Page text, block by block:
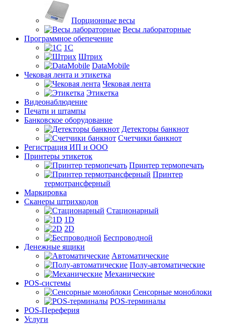
Порционные весы
Весы лабораторные
Программное обепечение
1С
Штрих
DataMobile
Чековая лента и этикетка
Чековая лента
Этикетка
Видеонаблюдение
Печати и штампы
Банковское оборудование
Детекторы банкнот
Счетчики банкнот
Регистрация ИП и ООО
Принтеры этикеток
Принтер термопечать
Принтер
термотрансферный
Маркировка
Сканеры штрихкодов
Стационарный
1D
2D
Беспроводной
Денежные ящики
Автоматические
Полу-автоматические
Механические
POS-системы
Сенсорные моноблоки
POS-терминалы
POS-Переферия
Услуги